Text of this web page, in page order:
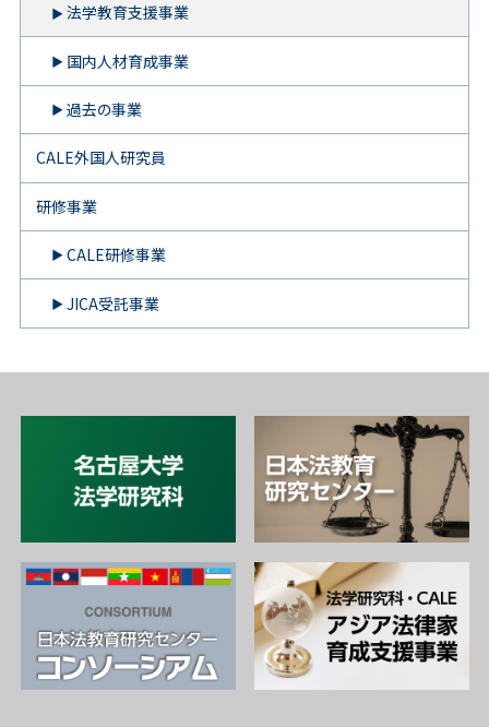
法学教育支援事業
国内人材育成事業
過去の事業
CALE外国人研究員
研修事業
CALE研修事業
JICA受託事業